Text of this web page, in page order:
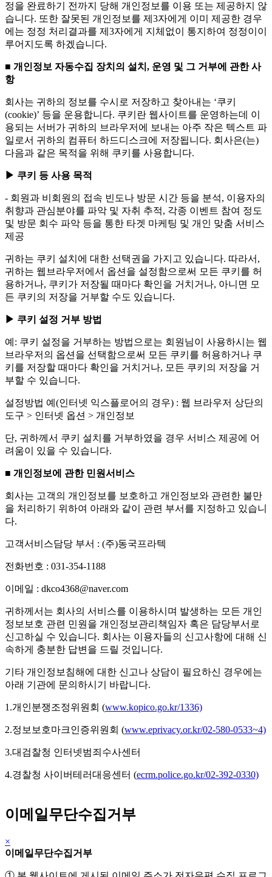
정을 완료하기 전까지 당해 개인정보를 이용 또는 제공하지 않
습니다. 또한 잘못된 개인정보를 제3자에게 이미 제공한 경우
에는 정정 처리결과를 제3자에게 지체없이 통지하여 정정이이
루어지도록 하겠습니다.
■ 개인정보 자동수집 장치의 설치, 운영 및 그 거부에 관한 사
항
회사는 귀하의 정보를 수시로 저장하고 찾아내는 ‘쿠키
(cookie)’ 등을 운용합니다. 쿠키란 웹사이트를 운영하는데 이
용되는 서버가 귀하의 브라우저에 보내는 아주 작은 텍스트 파
일로서 귀하의 컴퓨터 하드디스크에 저장됩니다. 회사은(는)
다음과 같은 목적을 위해 쿠키를 사용합니다.
▶ 쿠키 등 사용 목적
- 회원과 비회원의 접속 빈도나 방문 시간 등을 분석, 이용자의
취향과 관심분야를 파악 및 자취 추적, 각종 이벤트 참여 정도
및 방문 회수 파악 등을 통한 타겟 마케팅 및 개인 맞춤 서비스
제공
귀하는 쿠키 설치에 대한 선택권을 가지고 있습니다. 따라서,
귀하는 웹브라우저에서 옵션을 설정함으로써 모든 쿠키를 허
용하거나, 쿠키가 저장될 때마다 확인을 거치거나, 아니면 모
든 쿠키의 저장을 거부할 수도 있습니다.
▶ 쿠키 설정 거부 방법
예: 쿠키 설정을 거부하는 방법으로는 회원님이 사용하시는 웹
브라우저의 옵션을 선택함으로써 모든 쿠키를 허용하거나 쿠
키를 저장할 때마다 확인을 거치거나, 모든 쿠키의 저장을 거
부할 수 있습니다.
설정방법 예(인터넷 익스플로어의 경우) : 웹 브라우저 상단의
도구 > 인터넷 옵션 > 개인정보
단, 귀하께서 쿠키 설치를 거부하였을 경우 서비스 제공에 어
려움이 있을 수 있습니다.
■ 개인정보에 관한 민원서비스
회사는 고객의 개인정보를 보호하고 개인정보와 관련한 불만
을 처리하기 위하여 아래와 같이 관련 부서를 지정하고 있습니
다.
고객서비스담당 부서 : (주)동국프라텍
전화번호 : 031-354-1188
이메일 : dkco4368@naver.com
귀하께서는 회사의 서비스를 이용하시며 발생하는 모든 개인
정보보호 관련 민원을 개인정보관리책임자 혹은 담당부서로
신고하실 수 있습니다. 회사는 이용자들의 신고사항에 대해 신
속하게 충분한 답변을 드릴 것입니다.
기타 개인정보침해에 대한 신고나 상담이 필요하신 경우에는
아래 기관에 문의하시기 바랍니다.
1.개인분쟁조정위원회 (www.kopico.go.kr/1336)
2.정보보호마크인증위원회 (www.eprivacy.or.kr/02-580-0533~4)
3.대검찰청 인터넷범죄수사센터
4.경찰청 사이버테러대응센터 (ecrm.police.go.kr/02-392-0330)
이메일무단수집거부
×
이메일무단수집거부